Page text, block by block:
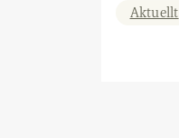
Aktuellt